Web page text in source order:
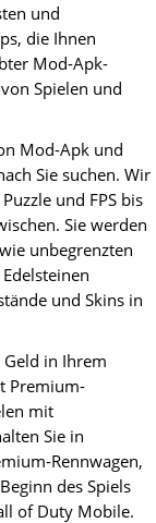
und
die Ihnen
Mod-Apk-
Spielen und
Mod-Apk und
Sie suchen. Wir
und FPS bis
Sie werden
unbegrenzten
und Skins in
Geld in Ihrem
Premium-
mit
Sie in
Rennwagen,
des Spiels
of Duty Mobile.